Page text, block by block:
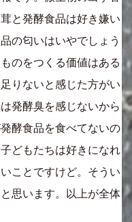
と発酵食品は好き嫌い
の匂いはいやでしょう
のをつくる価値はある
りないと感じた方がい
発酵臭を感じないから
酵食品を食べてないの
どもたちは好きになれ
ことですけど。そうい
思います。以上が全体